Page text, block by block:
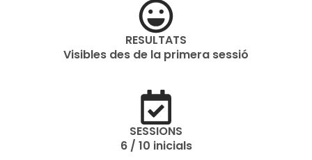
RESULTATS
Visibles des de la primera sessió
SESSIONS
6 / 10 inicials